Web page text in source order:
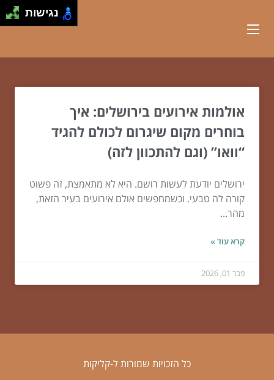
אולמות אירועים בירושלים: איך
בוחרים מקום שיגרום לכולם להגיד
“וואו” (וגם להתכוון לזה)
ירושלים יודעת לעשות רושם. היא לא מתאמצת, זה פשוט
קורה לה טבעי. וכשמחפשים אולם אירועים בעיר הזאת,
מהר...
קרא עוד »
פבר 01, 2026
כל הזכויות שמורות ל-קליקות
נגישות